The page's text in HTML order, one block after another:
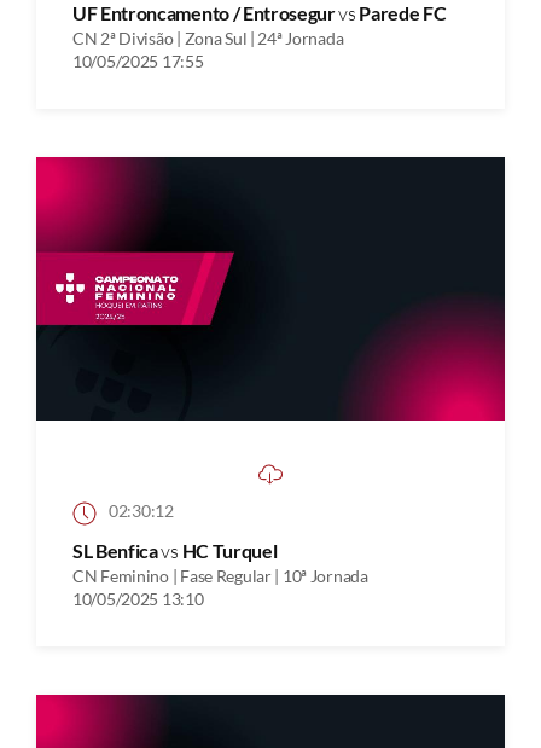
UF Entroncamento / Entrosegurvs Parede FC
CN 2ª Divisão | Zona Sul | 24ª Jornada
10/05/2025 17:55
02:30:12
SL Benficavs HC Turquel
CN Feminino | Fase Regular | 10ª Jornada
10/05/2025 13:10